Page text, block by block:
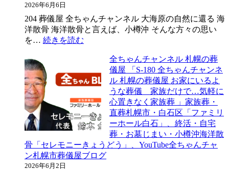
負
担
な
る。
全
ち
ゃ
ん
チ
ャ
ン
ネ
の
葬
（令
8
年）
の
小
樽
沖
2026年6月6日
204 葬儀屋 全ちゃんチャンネル 大海原の自然に還る 海
洋散骨 海洋散骨と言えば、小樽沖 そんな方々の思い
を… 続きを読む
ん
ャ
ン
ネ
札
幌
全ちゃんチャンネル 札幌の葬
儀屋 「S-180 全ちゃんチャンネ
ル 札幌の葬儀屋 お家にいるよ
うな葬儀 家族だけで…気軽に
心置きなく家族葬 」家族葬・
直葬札幌市・白石区「ファミリ
ーホール白石」、終活・自宅
葬・お墓じまい・小樽沖海洋散
骨「セレモニーきょうどう」、YouTube全ちゃんチャ
ン札幌市葬儀屋ブログ
2026年6月2日